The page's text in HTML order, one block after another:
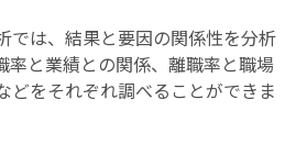
では、結果と要因の関係性を分析
率と業績との関係、離職率と職場
どをそれぞれ調べることができま